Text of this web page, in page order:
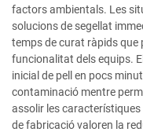
factors ambientals. Les
solucions de segellat
temps de curat ràpids que
funcionalitat dels equips.
inicial de pell en pocs
contaminació mentre
assolir les
de fabricació valoren la